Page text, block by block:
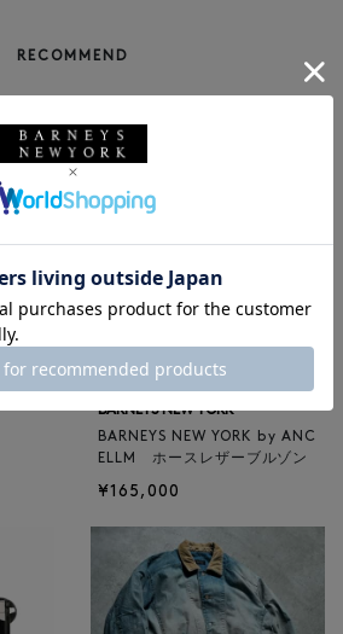
RECOMMEND
NEW
BARNEYS NEW YORK
BARNEYS NEW YORK by ANC
ELLM ホースレザーブルゾン
¥165,000